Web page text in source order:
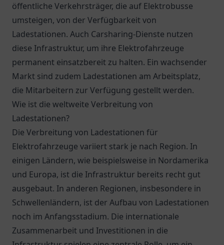
öffentliche Verkehrsträger, die auf Elektrobusse
umsteigen, von der Verfügbarkeit von
Ladestationen. Auch Carsharing-Dienste nutzen
diese Infrastruktur, um ihre Elektrofahrzeuge
permanent einsatzbereit zu halten. Ein wachsender
Markt sind zudem Ladestationen am Arbeitsplatz,
die Mitarbeitern zur Verfügung gestellt werden.
Wie ist die weltweite Verbreitung von
Ladestationen?
Die Verbreitung von Ladestationen für
Elektrofahrzeuge variiert stark je nach Region. In
einigen Ländern, wie beispielsweise in Nordamerika
und Europa, ist die Infrastruktur bereits recht gut
ausgebaut. In anderen Regionen, insbesondere in
Schwellenländern, ist der Aufbau von Ladestationen
noch im Anfangsstadium. Die internationale
Zusammenarbeit und Investitionen in die